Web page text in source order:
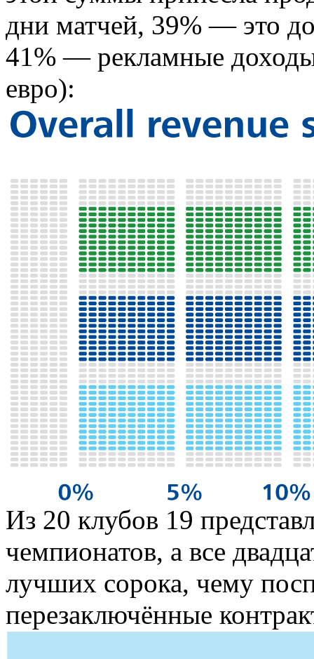
дни матчей, 39% — это
41% — рекламные
евро):
Из 20 клубов 19
чемпионатов, а все
лучших сорока, чему
перезаключённые